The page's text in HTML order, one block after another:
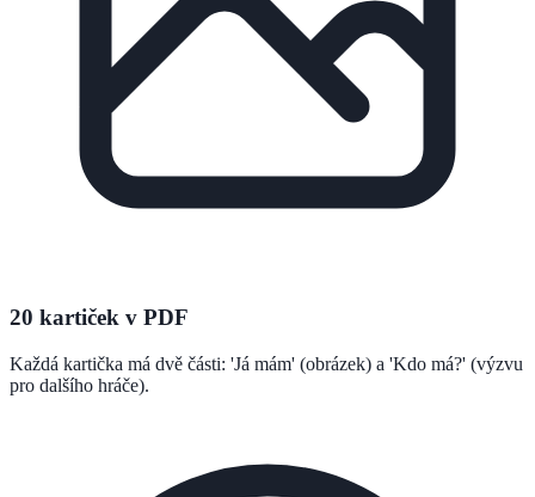
20 kartiček v PDF
Každá kartička má dvě části: 'Já mám' (obrázek) a 'Kdo má?' (výzvu
pro dalšího hráče).